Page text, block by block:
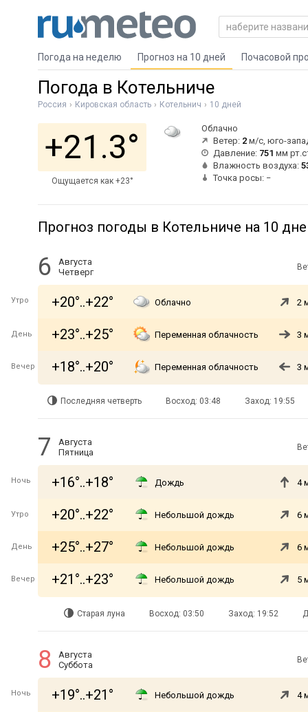
Погода на неделю Прогноз на 10 дней Почасовой
Погода в Котельниче
Россия Кировская область Котельнич 10 дней
+21.3°
Ощущается как +23°
Облачно
Ветер: 2 м/с, юго-
Давление: 751 мм
Влажность воздуха:
Точка росы: −
Прогноз погоды в Котельниче на 10
6
Августа
Четверг
Утро +20°..+22° Облачно 2
День +23°..+25° Переменная облачность 3
Вечер +18°..+20° Переменная облачность 3
Последняя четверть Восход: 03:48 Заход: 19:55
7
Августа
Пятница
Ночь +16°..+18° Дождь 4
Утро +20°..+22° Небольшой дождь 6
День +25°..+27° Небольшой дождь 6
Вечер +21°..+23° Небольшой дождь 5
Старая луна Восход: 03:50 Заход: 19:52
8
Августа
Суббота
Ночь +19°..+21° Небольшой дождь 4